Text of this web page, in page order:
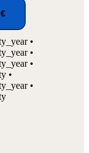
€
•
•
•
•
•